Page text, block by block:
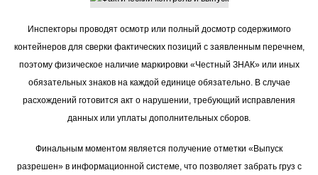
Инспекторы проводят осмотр или полный досмотр содержимого
контейнеров для сверки фактических позиций с заявленным перечнем,
поэтому физическое наличие маркировки «Честный ЗНАК» или иных
обязательных знаков на каждой единице обязательно. В случае
расхождений готовится акт о нарушении, требующий исправления
данных или уплаты дополнительных сборов.
Финальным моментом является получение отметки «Выпуск
разрешен» в информационной системе, что позволяет забрать груз с